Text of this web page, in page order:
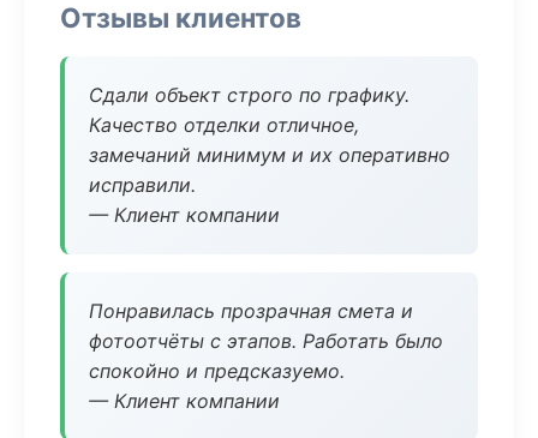
Отзывы клиентов
Сдали объект строго по графику.
Качество отделки отличное,
замечаний минимум и их оперативно
исправили.
— Клиент компании
Понравилась прозрачная смета и
фотоотчёты с этапов. Работать было
спокойно и предсказуемо.
— Клиент компании